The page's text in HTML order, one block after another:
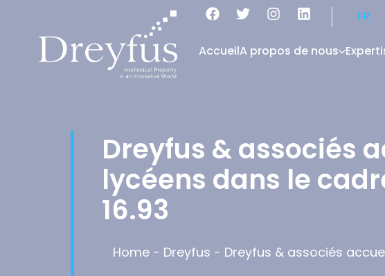
FR
AccueilA propos de nous
Dreyfus & associés
lycéens dans le
16.93
Home - Dreyfus - Dreyfus & associés